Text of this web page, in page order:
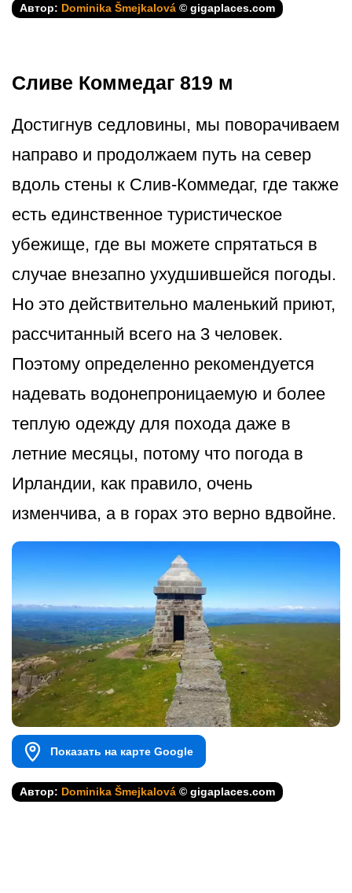
Автор: Dominika Šmejkalová © gigaplaces.com
Сливе Коммедаг 819 м
Достигнув седловины, мы поворачиваем
направо и продолжаем путь на север
вдоль стены к Слив-Коммедаг, где также
есть единственное туристическое
убежище, где вы можете спрятаться в
случае внезапно ухудшившейся погоды.
Но это действительно маленький приют,
рассчитанный всего на 3 человек.
Поэтому определенно рекомендуется
надевать водонепроницаемую и более
теплую одежду для похода даже в
летние месяцы, потому что погода в
Ирландии, как правило, очень
изменчива, а в горах это верно вдвойне.
Показать на карте Google
Автор: Dominika Šmejkalová © gigaplaces.com